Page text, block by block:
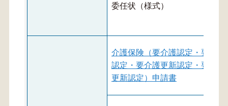
委任状（様式）
介護保険（要介護認定・要支援
認定・要介護更新認定・要支援
更新認定）申請書